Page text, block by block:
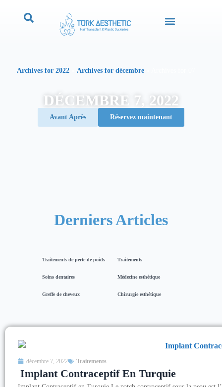
Archives for 2022 Archives for décembre
DÉCEMBRE 7, 2022
Avant Après Réservez maintenant
Derniers Articles
Traitements de perte de poids Traitements
Soins dentaires Médecine esthétique
Greffe de cheveux Chirurgie esthétique
décembre 7, 2022 Traitements
Implant Contraceptif En Turquie